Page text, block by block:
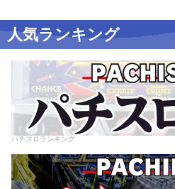
人気ランキング
パチスロランキング